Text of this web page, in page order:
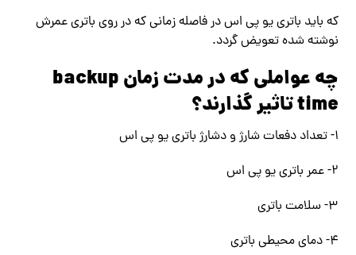
که باید باتری یو پی اس در فاصله زمانی که در روی باتری عمرش
نوشته شده تعویض گردد.
چه عواملی که در مدت زمان backup
time تاثیر گذارند؟
۱- تعداد دفعات شارژ و دشارژ باتری یو پی اس
۲- عمر باتری یو پی اس
۳- سلامت باتری
۴- دمای محیطی باتری